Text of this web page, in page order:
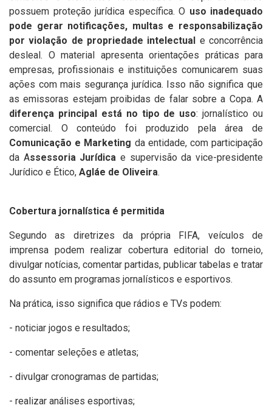
possuem proteção jurídica específica. O uso inadequado
pode gerar notificações, multas e responsabilização
por violação de propriedade intelectual e concorrência
desleal. O material apresenta orientações práticas para
empresas, profissionais e instituições comunicarem suas
ações com mais segurança jurídica. Isso não significa que
as emissoras estejam proibidas de falar sobre a Copa. A
diferença principal está no tipo de uso: jornalístico ou
comercial. O conteúdo foi produzido pela área de
Comunicação e Marketing da entidade, com participação
da Assessoria Jurídica e supervisão da vice-presidente
Jurídico e Ético, Agláe de Oliveira.
Cobertura jornalística é permitida
Segundo as diretrizes da própria FIFA, veículos de
imprensa podem realizar cobertura editorial do torneio,
divulgar notícias, comentar partidas, publicar tabelas e tratar
do assunto em programas jornalísticos e esportivos.
Na prática, isso significa que rádios e TVs podem:
- noticiar jogos e resultados;
- comentar seleções e atletas;
- divulgar cronogramas de partidas;
- realizar análises esportivas;